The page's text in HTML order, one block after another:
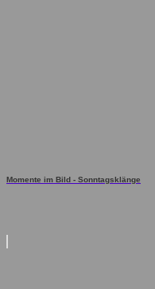
Momente im Bild - Sonntagsklänge